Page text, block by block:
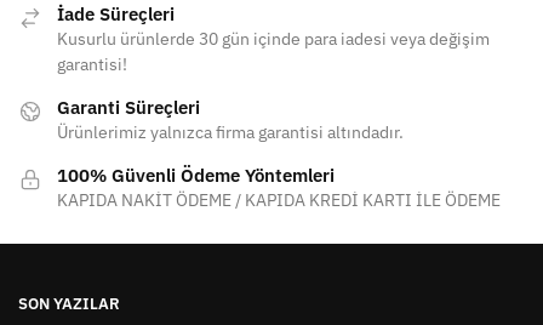
İade Süreçleri
Kusurlu ürünlerde 30 gün içinde para iadesi veya değişim
garantisi!
Garanti Süreçleri
Ürünlerimiz yalnızca firma garantisi altındadır.
100% Güvenli Ödeme Yöntemleri
KAPIDA NAKİT ÖDEME / KAPIDA KREDİ KARTI İLE ÖDEME
SON YAZILAR